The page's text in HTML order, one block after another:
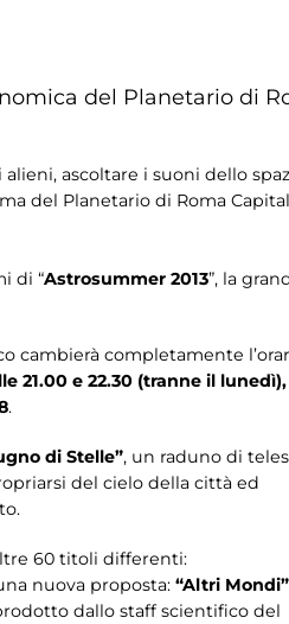
del Planetario di
ascoltare i suoni dello
del Planetario di Roma
di “Astrosummer 2013”, la
cambierà completamente
21.00 e 22.30 (tranne il lunedì),
.
di Stelle”, un raduno di
del cielo della città ed
60 titoli differenti:
nuova proposta: “Altri Mondi”
dallo staff scientifico del